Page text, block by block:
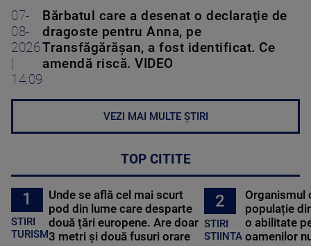
07-
08-
2026
14:09
Bărbatul care a desenat o declaraţie de
dragoste pentru Anna, pe
Transfăgărăşan, a fost identificat. Ce
amendă riscă. VIDEO
VEZI MAI MULTE ȘTIRI
TOP CITITE
1
STIRI
TURISM
Unde se află cel mai scurt
pod din lume care desparte
două țări europene. Are doar
3 metri și două fusuri orare
2
STIRI
STIINTA
Organismul
populație
o abilitate
oamenilor